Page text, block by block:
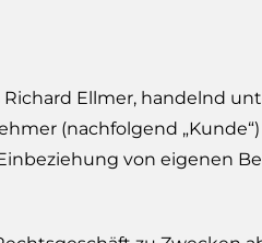
Ellmer, handelnd
(nachfolgend
von eigenen